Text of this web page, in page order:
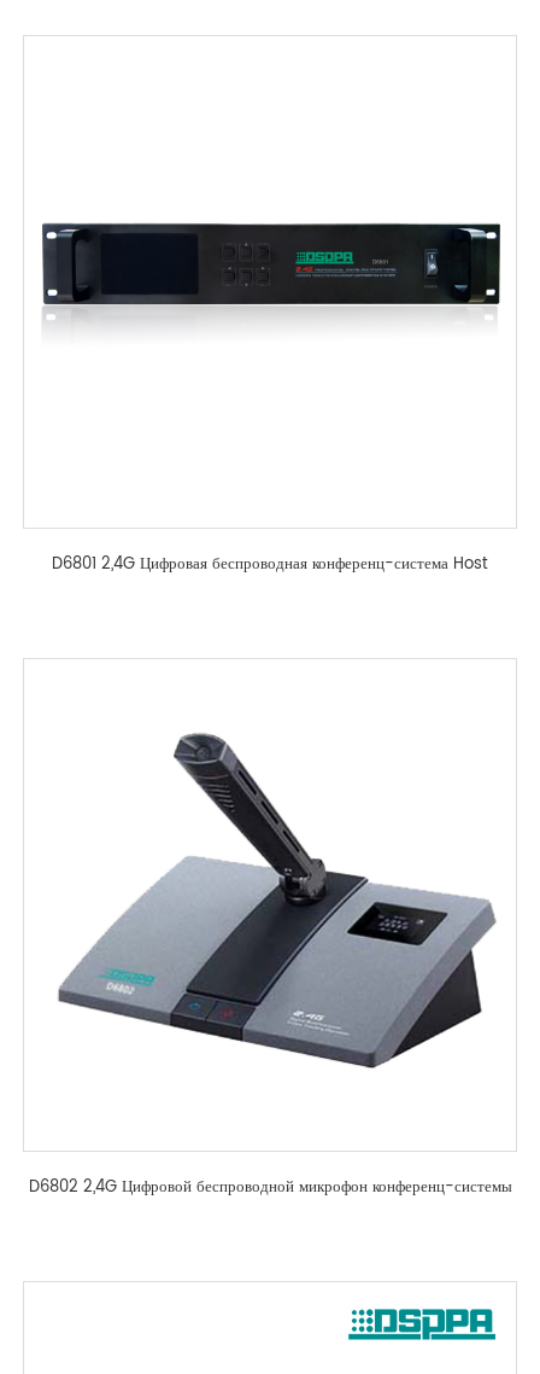
D6801 2,4G Цифровая беспроводная конференц-система Host
D6802 2,4G Цифровой беспроводной микрофон конференц-системы